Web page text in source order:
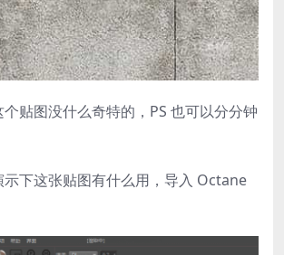
贴图没什么奇特的，PS 也可以分分钟
下这张贴图有什么用，导入 Octane